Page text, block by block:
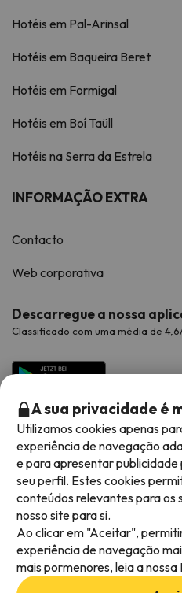
Hotéis em Pal-Arinsal
Hotéis em Baqueira Beret
Hotéis em Formigal
Hotéis em Boí Taüll
Hotéis na Serra da Estrela
INFORMAÇÃO EXTRA
Contacto
Web corporativa
Descarregue a nossa
Classificado com uma média de
Métodos de pagamento
A sua privacidade é
Utilizamos cookies apenas
experiência de navegação
e para apresentar
seu perfil. Estes cookies
conteúdos relevantes para os
nosso site para si.
Ao clicar em "Aceitar",
experiência de navegação
mais pormenores, leia a nossa